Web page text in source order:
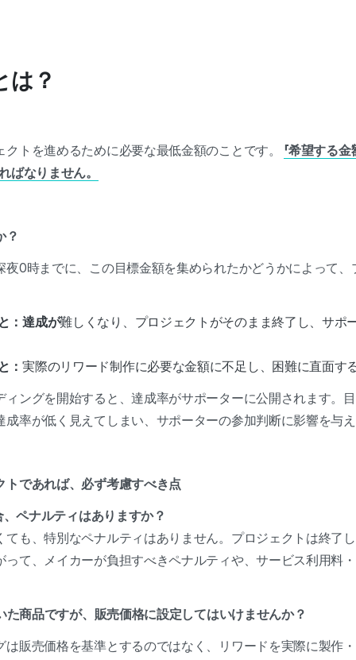
は？
トを進めるために必要な最低金額のことです。 「希望する金
ばなりません。
？
夜0時までに、この目標金額を集められたかどうかによって
：達成が難しくなり、プロジェクトがそのまま終了し、サポ
：実際のリワード制作に必要な金額に不足し、困難に直面す
ィングを開始すると、達成率がサポーターに公開されます。
成率が低く見えてしまい、サポーターの参加判断に影響を与
トであれば、必ず考慮すべき点
ペナルティはありますか？
ても、特別なペナルティはありません。プロジェクトは終了
って、メイカーが負担すべきペナルティや、サービス利用料
た商品ですが、販売価格に設定してはいけませんか？
は販売価格を基準とするのではなく、リワードを実際に製作